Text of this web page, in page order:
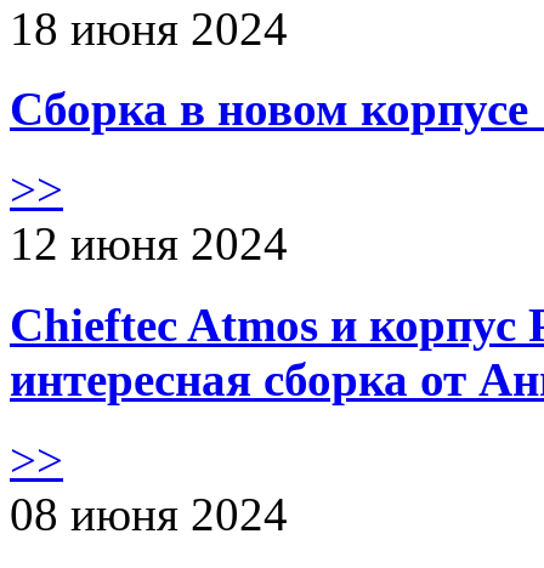
18 июня 2024
Сборка в новом
>>
12 июня 2024
Chieftec Atmos и корпус
интересная сборка от
>>
08 июня 2024